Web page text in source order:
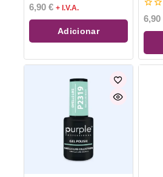
0
de
5
6,90 € + I.V.A.
Adicionar
0
de
5
6,90